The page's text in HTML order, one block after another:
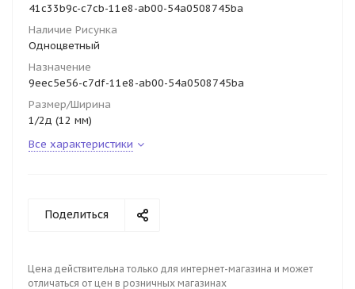
41c33b9c-c7cb-11e8-ab00-54a0508745ba
Наличие Рисунка
Одноцветный
Назначение
9eec5e56-c7df-11e8-ab00-54a0508745ba
Размер/Ширина
1/2д (12 мм)
Все характеристики
Поделиться
Цена действительна только для интернет-магазина и может
отличаться от цен в розничных магазинах